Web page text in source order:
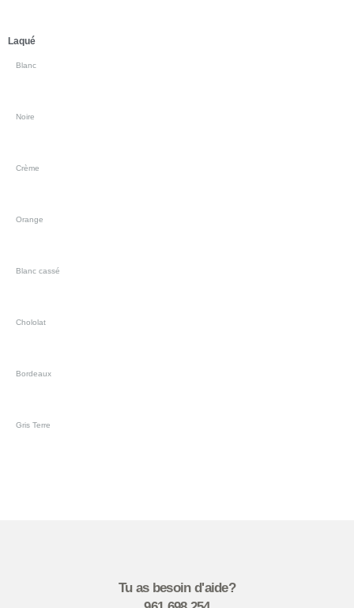
Laqué
Blanc
Noire
Crème
Orange
Blanc cassé
Chololat
Bordeaux
Gris Terre
Tu as besoin d'aide?